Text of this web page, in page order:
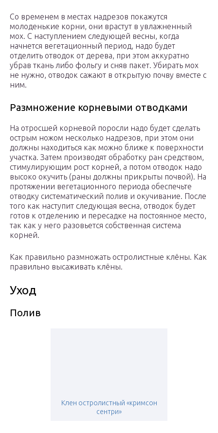
Со временем в местах надрезов покажутся
молоденькие корни, они врастут в увлажненный
мох. С наступлением следующей весны, когда
начнется вегетационный период, надо будет
отделить отводок от дерева, при этом аккуратно
убрав ткань либо фольгу и сняв пакет. Убирать мох
не нужно, отводок сажают в открытую почву вместе с
ним.
Размножение корневыми отводками
На отросшей корневой поросли надо будет сделать
острым ножом несколько надрезов, при этом они
должны находиться как можно ближе к поверхности
участка. Затем производят обработку ран средством,
стимулирующим рост корней, а потом отводок надо
высоко окучить (раны должны прикрыты почвой). На
протяжении вегетационного периода обеспечьте
отводку систематический полив и окучивание. После
того как наступит следующая весна, отводок будет
готов к отделению и пересадке на постоянное место,
так как у него разовьется собственная система
корней.
Как правильно размножать остролистные клёны. Как
правильно высаживать клёны.
Уход
Полив
Клен остролистный «кримсон
сентри»